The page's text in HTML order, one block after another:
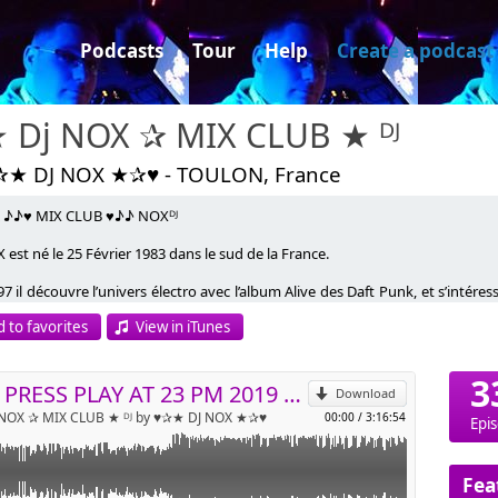
Podcasts Tour Help Create a podcast
Dj NOX ✰ MIX CLUB ★ ᴰᴶ
DJ NOX ★✰♥ - TOULON, France
♪♪♥ MIX CLUB ♥♪♪ NOXᴰᴶ
est né le 25 Février 1983 dans le sud de la France.
il découvre l’univers électro avec l’album Alive des Daft Punk, et
et Bob Sinclar il décide d’économiser afin de pouvoir s’acheter ses
il à su trouver sa place et son publics grâce à une animation
en tant que Dj dans le monde libertin depuis 10 ans il a élu résidence au
- https://www.facebook.com/djnox.placetobe
- djnoxplace2be.djpod.fr
to favorites View in iTunes
Download
00:00 / 3:16:54
JUST PRESS PLAY AT 23 PM 2019 DJ NOX
✰ MIX CLUB ★ ᴰᴶ by ♥✰★ DJ NOX ★✰♥
Send by email